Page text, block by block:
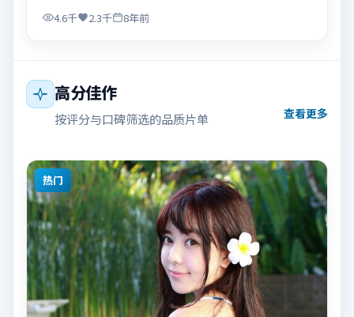
4.6千 2.3千 8年前
高分佳作
按评分与口碑筛选的品质片单 查看更多
热门